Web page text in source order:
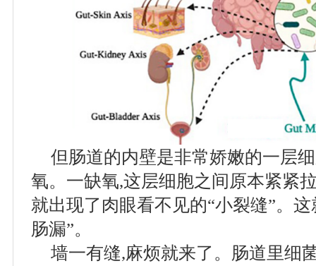
但肠道的内壁是非常娇嫩的一层
氧。一缺氧,这层细胞之间原本紧紧
就出现了肉眼看不见的“小裂缝”。
肠漏”。
墙一有缝,麻烦就来了。肠道里细